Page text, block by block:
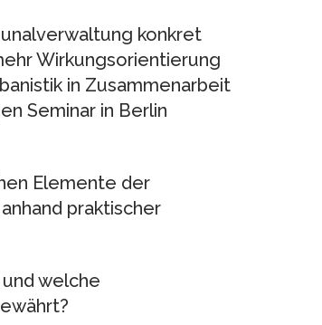
konkret
Wirkungsorientierung
in Zusammenarbeit
Seminar in Berlin
Elemente der
praktischer
welche